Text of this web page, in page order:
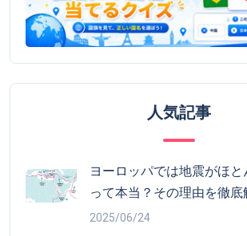
人気記事
ヨーロッパでは地震がほ
って本当？その理由を徹底
2025/06/24